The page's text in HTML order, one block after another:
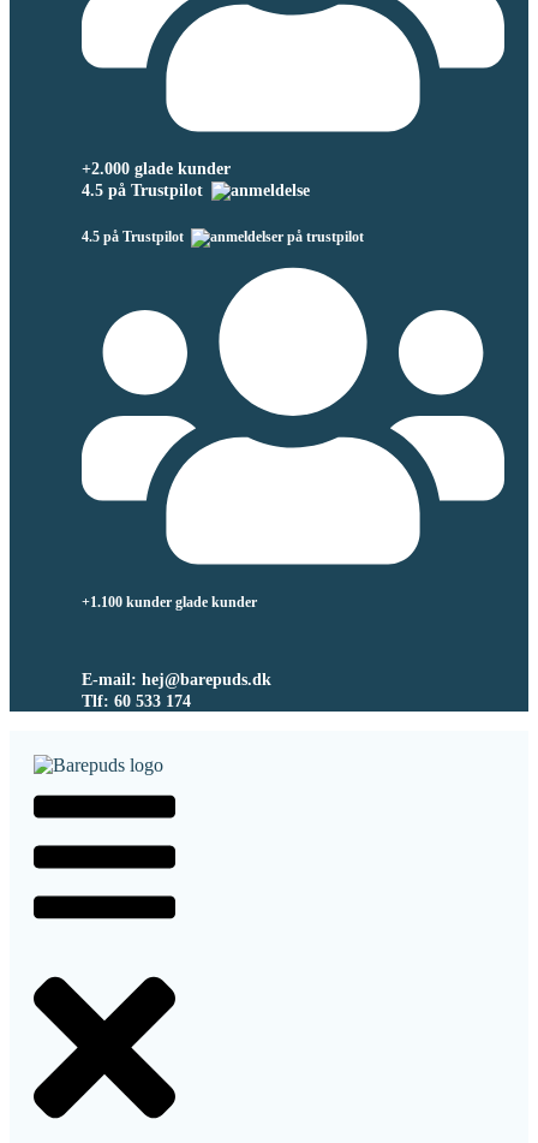
+2.000 glade kunder
4.5 på Trustpilot
4.5 på Trustpilot
+1.100 kunder glade kunder
E-mail: hej@barepuds.dk
Tlf: 60 533 174